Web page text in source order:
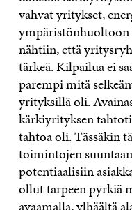
vahvat yritykset,
ympäristönhuoltoon
nähtiin, että
tärkeä. Kilpailua ei
parempi mitä
yrityksillä oli.
kärkiyrityksen
tahtoa oli. Tässäkin
toimintojen
potentiaalisiin
ollut tarpeen pyrkiä